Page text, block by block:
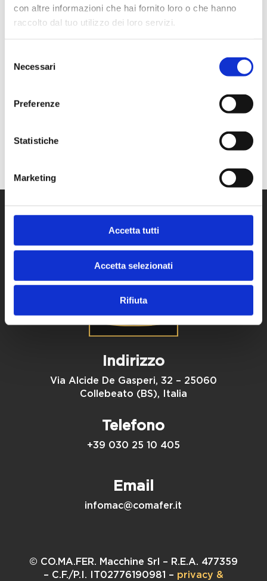
con altre informazioni che hai fornito loro o che hanno
raccolto dal tuo utilizzo dei loro servizi.
delNecessari
Preferenze
Statistiche
Marketing
Accetta tutti
Accetta selezionati
Rifiuta
Indirizzo
Via Alcide De Gasperi, 32 – 25060
Collebeato (BS), Italia
Telefono
+39 030 25 10 405
Email
infomac@comafer.it
© CO.MA.FER. Macchine Srl – R.E.A. 477359
– C.F./P.I. IT02776190981 – privacy &